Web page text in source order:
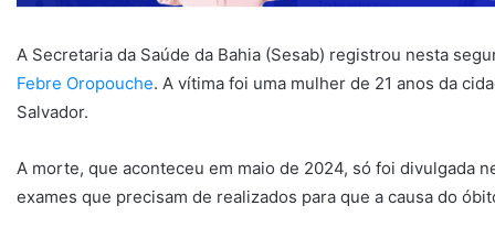
A Secretaria da Saúde da Bahia (Sesab) registrou nesta
Febre Oropouche. A vítima foi uma mulher de 21 anos da
Salvador.
A morte, que aconteceu em maio de 2024, só foi divulgada
exames que precisam de realizados para que a causa do